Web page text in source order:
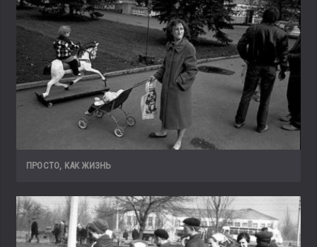
ПРОСТО, КАК ЖИЗНЬ